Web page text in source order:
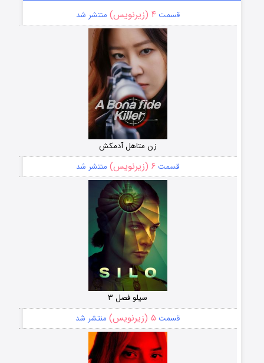
قسمت۴ (زیرنویس) منتشر شد
زن متاهل آدمکش
قسمت ۶ (زیرنویس) منتشر شد
سیلو فصل ۳
قسمت ۵ (زیرنویس) منتشر شد